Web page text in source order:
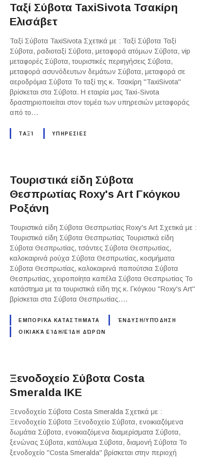
Ταξί Σύβοτα TaxiSivota Τσακίρη
Ελισάβετ
Ταξί Σύβοτα TaxiSivota Σχετικά με : Ταξί Σύβοτα Ταξί
Σύβοτα, ραδιοταξί Σύβοτα, μεταφορά ατόμων Σύβοτα, vip
μεταφορές Σύβοτα, τουριστικές περιηγήσεις Σύβοτα,
μεταφορά ασυνόδευτων δεμάτων Σύβοτα, μεταφορά σε
αεροδρόμια Σύβοτα Το ταξί της κ. Τσακίρη "TaxiSivota"
βρίσκεται στα Σύβοτα. Η εταιρία μας Taxi-Sivota
δραστηριοποιείται στον τομέα των υπηρεσιών μεταφοράς
από το…
ΤΑΞΊ ΥΠΗΡΕΣΙΕΣ
Τουριστικά είδη Σύβοτα
Θεσπρωτίας Roxy's Art Γκόγκου
Ροξάνη
Τουριστικά είδη Σύβοτα Θεσπρωτίας Roxy's Art Σχετικά με :
Τουριστικά είδη Σύβοτα Θεσπρωτίας Τουριστικά είδη
Σύβοτα Θεσπρωτίας, τσάντες Σύβοτα Θεσπρωτίας,
καλοκαιρινά ρούχα Σύβοτα Θεσπρωτίας, κοσμήματα
Σύβοτα Θεσπρωτίας, καλοκαιρινά παπούτσια Σύβοτα
Θεσπρωτίας, χειροποίητα καπέλα Σύβοτα Θεσπρωτίας Το
κατάστημα με τα τουριστικά είδη της κ. Γκόγκου "Roxy's Art"
βρίσκεται στα Σύβοτα Θεσπρωτίας….
ΕΜΠΟΡΙΚΑ ΚΑΤΑΣΤΗΜΑΤΑ ΈΝΔΥΣΗ/ΥΠΌΔΗΣΗ
ΟΙΚΙΑΚΆ ΕΊΔΗ/ΕΊΔΗ ΔΏΡΩΝ
Ξενοδοχείο Σύβοτα Costa
Smeralda ΙΚΕ
Ξενοδοχείο Σύβοτα Costa Smeralda Σχετικά με :
Ξενοδοχείο Σύβοτα Ξενοδοχείο Σύβοτα, ενοικιαζόμενα
δωμάτια Σύβοτα, ενοικιαζόμενα διαμερίσματα Σύβοτα,
ξενώνας Σύβοτα, κατάλυμα Σύβοτα, διαμονή Σύβοτα Το
ξενοδοχείο "Costa Smeralda" βρίσκεται στην περιοχή